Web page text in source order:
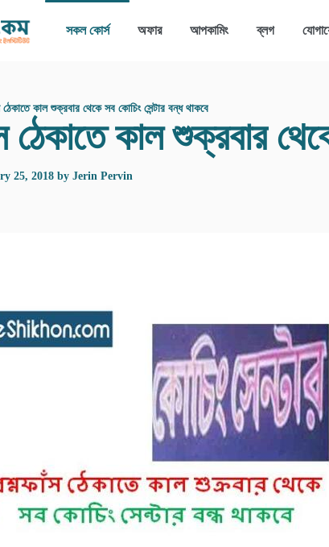
সকল কোর্স অফার আপকামিং ব্লগ
কাল শুক্রবার থেকে সব কোচিং সেন্টার বন্ধ থাকবে
কাল শুক্রবার
25, 2018 by Jerin Pervin